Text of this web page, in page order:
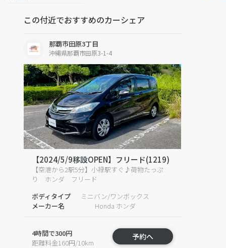
この付近でおすすめのカーシェア
那覇市田原3丁目
沖縄県那覇市田原3-1-4
【2024/5/9移設OPEN】フリード(1219)
【空港から2駅5分】小禄駅すぐ♪荷物たっぷ
り ホンダ フリード
ボディタイプ
メーカー名
ミニバン/ワンボックス
Honda ホンダ
4時間で300円
距離料金160円/10km
予約へ